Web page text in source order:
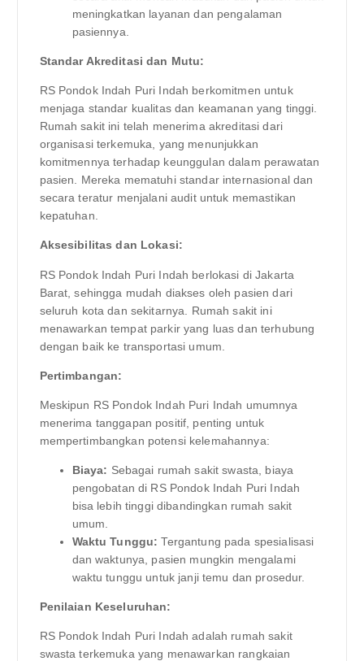
meningkatkan layanan dan pengalaman
pasiennya.
Standar Akreditasi dan Mutu:
RS Pondok Indah Puri Indah berkomitmen untuk
menjaga standar kualitas dan keamanan yang tinggi.
Rumah sakit ini telah menerima akreditasi dari
organisasi terkemuka, yang menunjukkan
komitmennya terhadap keunggulan dalam perawatan
pasien. Mereka mematuhi standar internasional dan
secara teratur menjalani audit untuk memastikan
kepatuhan.
Aksesibilitas dan Lokasi:
RS Pondok Indah Puri Indah berlokasi di Jakarta
Barat, sehingga mudah diakses oleh pasien dari
seluruh kota dan sekitarnya. Rumah sakit ini
menawarkan tempat parkir yang luas dan terhubung
dengan baik ke transportasi umum.
Pertimbangan:
Meskipun RS Pondok Indah Puri Indah umumnya
menerima tanggapan positif, penting untuk
mempertimbangkan potensi kelemahannya:
Biaya: Sebagai rumah sakit swasta, biaya
pengobatan di RS Pondok Indah Puri Indah
bisa lebih tinggi dibandingkan rumah sakit
umum.
Waktu Tunggu: Tergantung pada spesialisasi
dan waktunya, pasien mungkin mengalami
waktu tunggu untuk janji temu dan prosedur.
Penilaian Keseluruhan:
RS Pondok Indah Puri Indah adalah rumah sakit
swasta terkemuka yang menawarkan rangkaian